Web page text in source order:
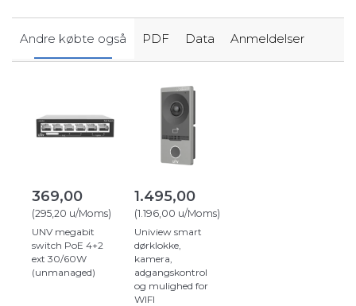
Andre købte også PDF Data Anmeldelser
369,00
(295,20 u/Moms)
UNV megabit
switch PoE 4+2
ext 30/60W
(unmanaged)
1.495,00
(1.196,00 u/Moms)
Uniview smart
dørklokke,
kamera,
adgangskontrol
og mulighed for
WIFI